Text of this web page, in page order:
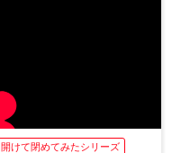
開けて閉めてみたシリーズ